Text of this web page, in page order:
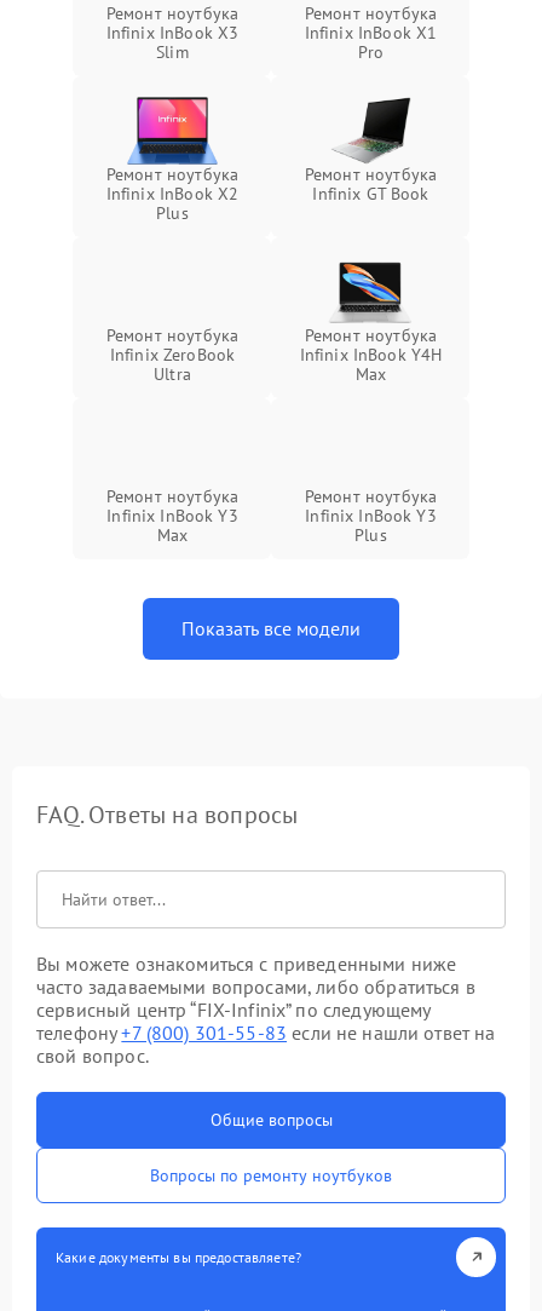
Ремонт ноутбука
Infinix InBook X3
Slim
Ремонт ноутбука
Infinix InBook X1
Pro
Ремонт ноутбука
Infinix InBook X2
Plus
Ремонт ноутбука
Infinix GT Book
Ремонт ноутбука
Infinix ZeroBook
Ultra
Ремонт ноутбука
Infinix InBook Y4H
Max
Ремонт ноутбука
Infinix InBook Y3
Max
Ремонт ноутбука
Infinix InBook Y3
Plus
Показать все модели
FAQ. Ответы на вопросы
Вы можете ознакомиться с приведенными ниже
часто задаваемыми вопросами, либо обратиться в
сервисный центр “FIX-Infinix” по следующему
телефону+7 (800) 301-55-83 если не нашли ответ на
свой вопрос.
Общие вопросы
Вопросы по ремонту ноутбуков
Какие документы вы предоставляете?